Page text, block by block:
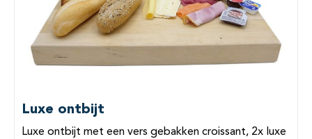
Luxe ontbijt
Luxe ontbijt met een vers gebakken croissant, 2x luxe